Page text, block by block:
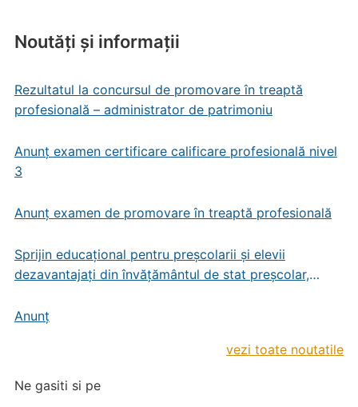
Noutăți și informații
Rezultatul la concursul de promovare în treaptă
profesională – administrator de patrimoniu
Anunț examen certificare calificare profesională nivel
3
Anunț examen de promovare în treaptă profesională
Sprijin educațional pentru preșcolarii și elevii
dezavantajați din învățământul de stat preșcolar,
Anunț
vezi toate noutatile
Ne gasiti si pe